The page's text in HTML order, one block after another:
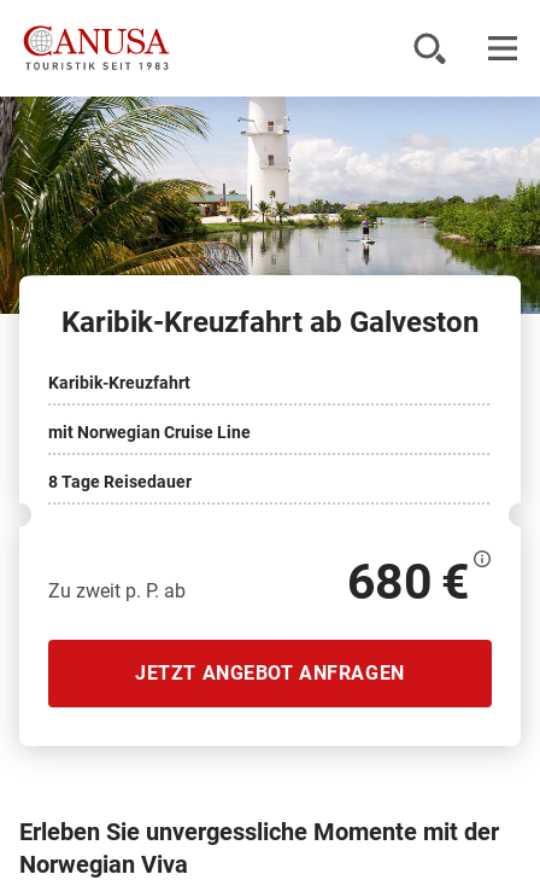
Reiseziele
Reisearten
Inspiration
Service
KUNDENPORTAL
Karibik-Kreuzfahrt ab Galveston
Karibik-Kreuzfahrt
mit Norwegian Cruise Line
8 Tage Reisedauer
Zu zweit p. P. ab 680 €
JETZT ANGEBOT ANFRAGEN
Erleben Sie unvergessliche Momente mit der
Norwegian Viva